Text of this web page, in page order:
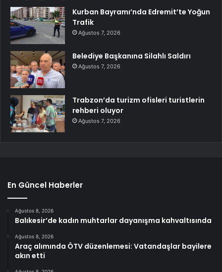
Kurban Bayramı’nda Edremit’te Yoğun
Trafik
Ağustos 7, 2026
Belediye Başkanına Silahlı Saldırı
Ağustos 7, 2026
Trabzon’da turizm ofisleri turistlerin
rehberi oluyor
Ağustos 7, 2026
En Güncel Haberler
Ağustos 8, 2026
Balıkesir’de kadın muhtarlar dayanışma kahvaltısında
Ağustos 8, 2026
Araç alımında ÖTV düzenlemesi: Vatandaşlar bayilere
akın etti